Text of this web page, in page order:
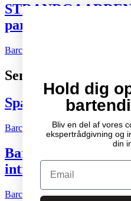
partner for Tiger
Barchefen
Seneste indlæg
Spændende cocktail-
Barchefen 04.10.2007 Litteratur 2
Bartenderens
introduktion til
Barchefen 04.05.2015Litteratur 0
Hold dig
Bliv en del af vores
ekspertrådgivning og
din
Email